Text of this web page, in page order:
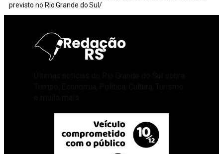
previsto no Rio Grande do Sul/